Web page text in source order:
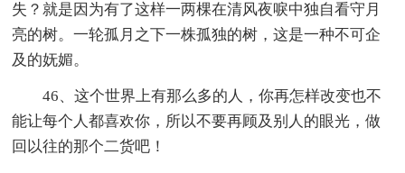
失？就是因为有了这样一两棵在清风夜唳中独自看守月
亮的树。一轮孤月之下一株孤独的树，这是一种不可企
及的妩媚。
46、这个世界上有那么多的人，你再怎样改变也不
能让每个人都喜欢你，所以不要再顾及别人的眼光，做
回以往的那个二货吧！